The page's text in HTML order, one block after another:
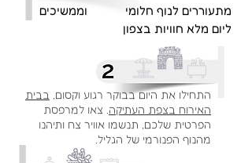
מתעוררים לנוף חלומי וממשיכים
ליום מלא חוויות בצפון
התחילו את היום בבוקר רגוע וקסום, בבית
האירוח בצפת העתיקה . צאו למרפסת
הפרטית שלכם, תנשמו אוויר צח ותיהנו
מהנוף הפנורמי של הגליל.